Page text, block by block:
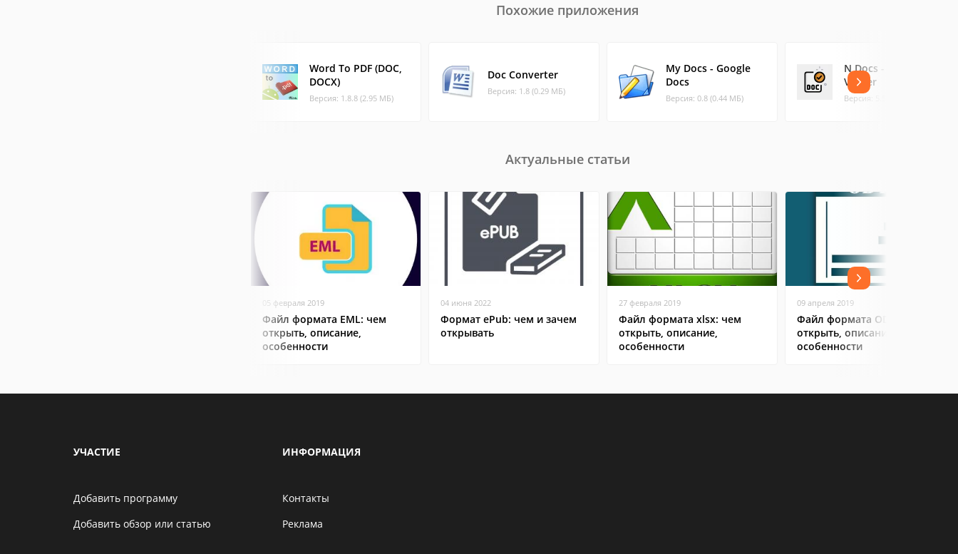
Похожие приложения
Word To PDF (DOC,
DOCX)
Версия: 1.8.8 (2.95 МБ)
Doc Converter
Версия: 1.8 (0.29 МБ)
My Docs - Google
Docs
Версия: 0.8 (0.44 МБ)
N Docs - Document
Viewer
Версия: 5.5.1 (51.02 МБ)
Актуальные статьи
05 февраля 2019
Файл формата EML: чем
открыть, описание,
особенности
04 июня 2022
Формат ePub: чем и зачем
открывать
27 февраля 2019
Файл формата xlsx: чем
открыть, описание,
особенности
09 апреля 2019
Файл формата ODT: чем
открыть, описание,
особенности
УЧАСТИЕ
Добавить программу
Добавить обзор или статью
ИНФОРМАЦИЯ
Контакты
Реклама